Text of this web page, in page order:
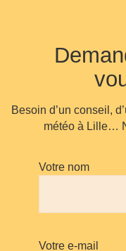
Besoin d’un conseil,
météo à Lille…
Votre nom
Votre e-mail